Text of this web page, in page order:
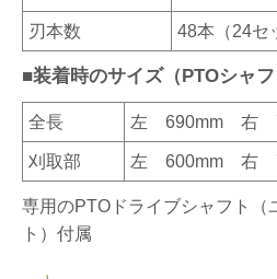
刃本数 48本（24セ
■装着時のサイズ（PTOシャフ
全長 左 690mm 右
刈取部 左 600mm 右
専用のPTOドライブシャフト（
ト）付属